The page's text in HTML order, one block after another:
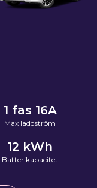
1 fas 16A
Max laddström
12 kWh
Batterikapacitet